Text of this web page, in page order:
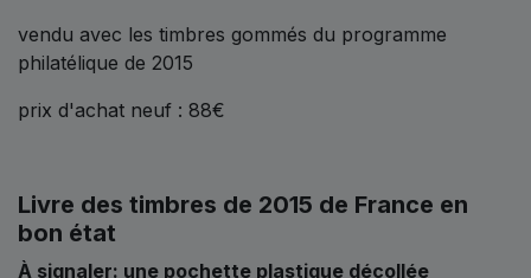
vendu avec les timbres gommés du programme
philatélique de 2015
prix d'achat neuf : 88€
Livre des timbres de 2015 de France en
bon état
À signaler: une pochette plastique décollée